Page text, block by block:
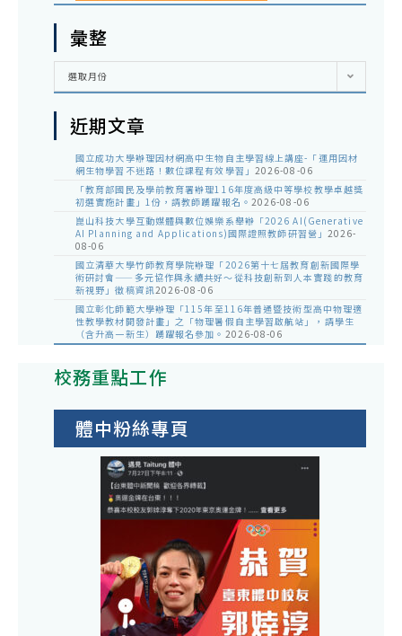
彙整
彙
選取月份
近期文章
國立成功大學辦理因材網高中生物自主學習線上講座-「運用因材
網生物學習不迷路！數位課程有效學習」 2026-08-06
「教育部國民及學前教育署辦理116年度高級中等學校教學卓越獎
初選實施計畫」1份，請教師踴躍報名。 2026-08-06
崑山科技大學互動媒體與數位娛樂系舉辦「2026 AI(Generative
AI Planning and Applications)國際證照教師研習營」 2026-
08-06
國立清華大學竹師教育學院辦理「2026第十七屆教育創新國際學
術研討會——多元協作與永續共好～從科技創新到人本實踐的教育
新視野」徵稿資訊2026-08-06
國立彰化師範大學辦理「115年至116年普通暨技術型高中物理適
性教學教材開發計畫」之「物理暑假自主學習啟航站」，請學生
（含升高一新生）踴躍報名參加。 2026-08-06
校務重點工作
體中粉絲專頁